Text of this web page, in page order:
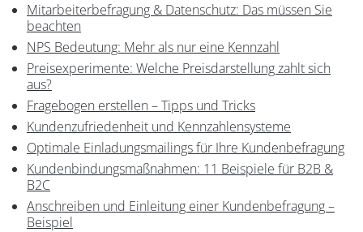
Mitarbeiterbefragung & Datenschutz: Das müssen Sie
beachten
NPS Bedeutung: Mehr als nur eine Kennzahl
Preisexperimente: Welche Preisdarstellung zahlt sich
aus?
Fragebogen erstellen – Tipps und Tricks
Kundenzufriedenheit und Kennzahlensysteme
Optimale Einladungsmailings für Ihre Kundenbefragung
Kundenbindungsmaßnahmen: 11 Beispiele für B2B &
B2C
Anschreiben und Einleitung einer Kundenbefragung –
Beispiel